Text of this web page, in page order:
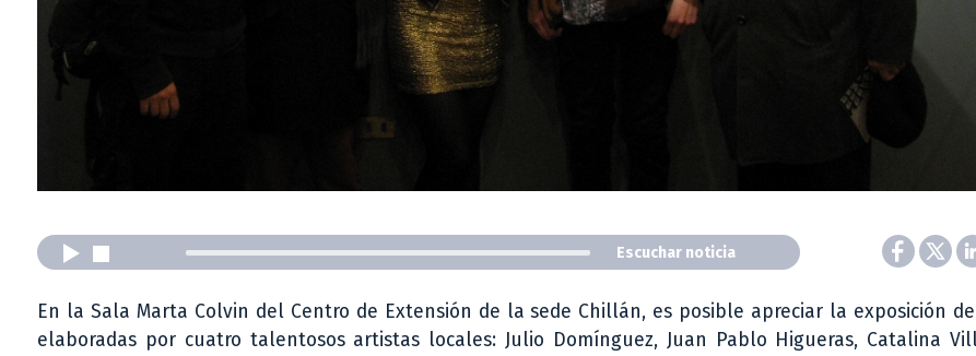
Escuchar noticia
En la Sala Marta Colvin del Centro de Extensión de la sede Chillán, es posible apreciar la exposición
elaboradas por cuatro talentosos artistas locales: Julio Domínguez, Juan Pablo Higueras, Catalina